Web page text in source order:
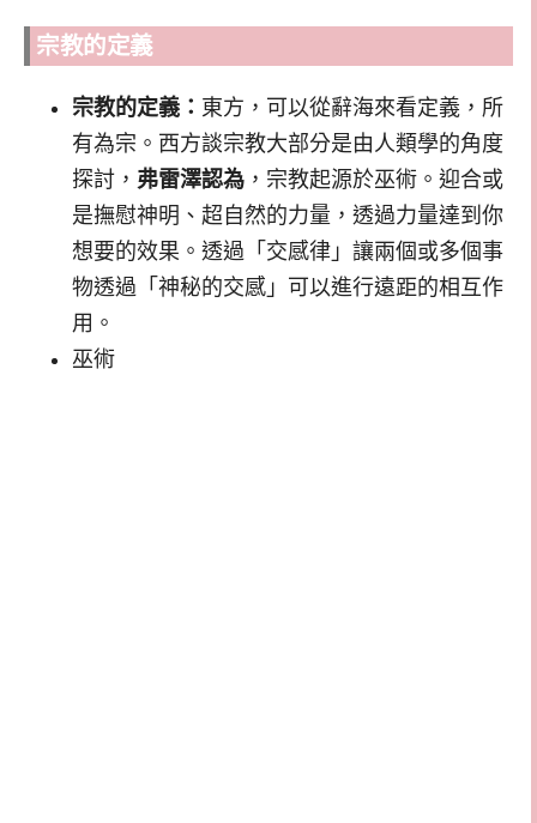
宗教的定義
宗教的定義： 東方，可以從辭海來看定義，所
有為宗。西方談宗教大部分是由人類學的角度
探討， 弗雷澤認為 ，宗教起源於巫術。迎合或
是撫慰神明、超自然的力量，透過力量達到你
想要的效果。透過「交感律」讓兩個或多個事
物透過「神秘的交感」可以進行遠距的相互作
用。
巫術